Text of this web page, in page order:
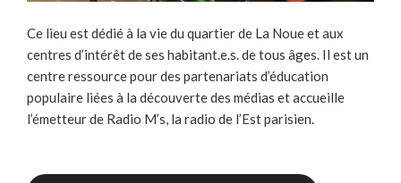
Ce lieu est dédié à la vie du quartier de La Noue et aux
centres d’intérêt de ses habitant.e.s. de tous âges. Il est un
centre ressource pour des partenariats d’éducation
populaire liées à la découverte des médias et accueille
l’émetteur de Radio M’s, la radio de l’Est parisien.